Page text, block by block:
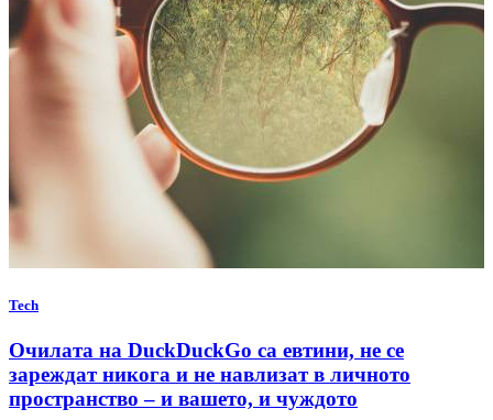
Tech
Очилата на DuckDuckGo са евтини, не се
зареждат никога и не навлизат в личното
пространство – и вашето, и чуждото